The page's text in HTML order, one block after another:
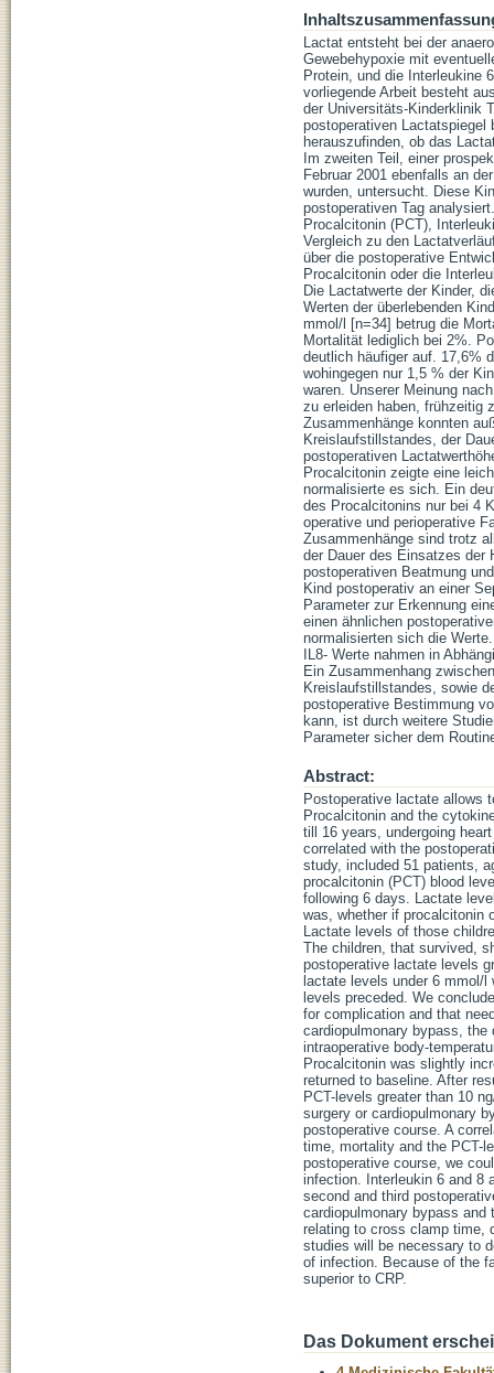
Lactat entsteht bei der
Gewebehypoxie mit
Protein, und die Interleukine
vorliegende Arbeit besteht
der Universitäts-Kinderklinik
postoperativen Lactatspiegel
herauszufinden, ob das
Im zweiten Teil, einer
Februar 2001 ebenfalls an
wurden, untersucht. Diese
postoperativen Tag
Procalcitonin (PCT),
Vergleich zu den
über die postoperative
Procalcitonin oder die
Die Lactatwerte der Kinder,
Werten der überlebenden
mmol/l [n=34] betrug die
Mortalität lediglich bei 2%.
deutlich häufiger auf. 17,6%
wohingegen nur 1,5 % der
waren. Unserer Meinung
zu erleiden haben, frühzeitig
Zusammenhänge konnten
Kreislaufstillstandes, der
postoperativen
Procalcitonin zeigte eine
normalisierte es sich. Ein
des Procalcitonins nur bei 4
operative und perioperative
Zusammenhänge sind trotz
der Dauer des Einsatzes der
postoperativen Beatmung
Kind postoperativ an einer
Parameter zur Erkennung
einen ähnlichen
normalisierten sich die
IL8- Werte nahmen in
Ein Zusammenhang
Kreislaufstillstandes, sowie
postoperative Bestimmung
kann, ist durch weitere
Parameter sicher dem
Abstract:
Postoperative lactate allows
Procalcitonin and the
till 16 years, undergoing
correlated with the
study, included 51 patients,
procalcitonin (PCT) blood
following 6 days. Lactate
was, whether if procalcitonin
Lactate levels of those
The children, that survived,
postoperative lactate levels
lactate levels under 6 mmol/
levels preceded. We
for complication and that
cardiopulmonary bypass,
intraoperative body-
Procalcitonin was slightly
returned to baseline. After
PCT-levels greater than 10
surgery or cardiopulmonary
postoperative course. A
time, mortality and the PCT-
postoperative course, we
infection. Interleukin 6 and 8
second and third
cardiopulmonary bypass and
relating to cross clamp time,
studies will be necessary to
of infection. Because of the
superior to CRP.
Das Dokument